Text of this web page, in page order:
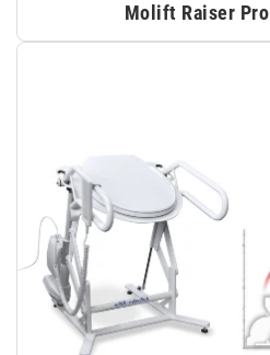
Molift Raiser Pro